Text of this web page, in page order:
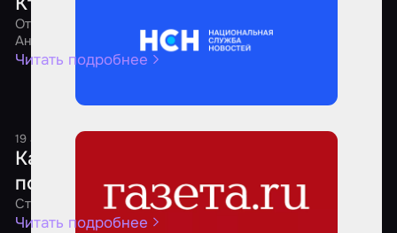
Отвечает PR-директор агрегатора «Мир Квестов»
Анастасия Недумова
Читать подробнее
19 августа 2025
Какие квесты являются самыми
популярными среди россиян
Стало известно о предпочтениях россиян
Читать подробнее